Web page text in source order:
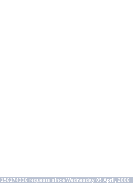
156174336 requests since Wednesday 05 April, 2006